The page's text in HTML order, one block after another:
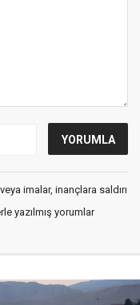
imalar, inançlara saldırı
yazılmış yorumlar